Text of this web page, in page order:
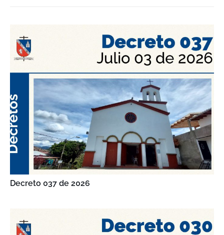
Decreto 037 de 2026